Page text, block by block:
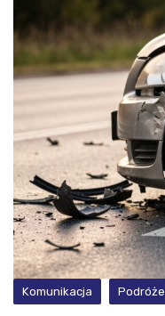
Komunikacja Podróże